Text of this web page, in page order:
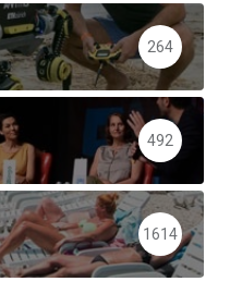
264
492
1614